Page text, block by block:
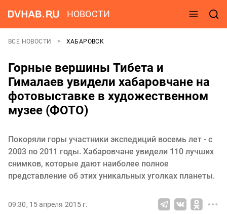
НОВОСТИ
ВСЕ НОВОСТИ ХАБАРОВСК
Горные вершины Тибета и
Гималаев увидели хабаровчане на
фотовыставке в художественном
музее (ФОТО)
Покоряли горы участники экспедиций восемь лет - с
2003 по 2011 годы. Хабаровчане увидели 110 лучших
снимков, которые дают наиболее полное
представление об этих уникальных уголках планеты.
09:30, 15 апреля 2015 г.